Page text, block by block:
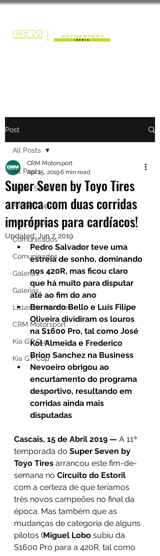
Post
All Posts
Super Seven
Kia GT Cup
Kia GT Cup
Comunicados
Comunicados
Galerias
Galerias
Listas de Inscritos
CRM Motorsport
Kia GT Cup
Kia GT Cup
All Posts
Super Seven by Toyo Tires
arranca com duas corridas
impróprias para cardíacos!
CRM Motorsport
Apr 15, 20196 min read
Updated: Jun 7, 2019
Pedro Salvador teve uma
estreia de sonho, dominando
nos 420R, mas ficou claro
que há muito para disputar
até ao fim do ano
Bernardo Bello e Luís Filipe
Oliveira dividiram os louros
na S1600 Pro, tal como José
Kol Almeida e Frederico
Brion Sanchez na Business
Nevoeiro obrigou ao
encurtamento do programa
desportivo, resultando em
corridas ainda mais
disputadas
Cascais, 15 de Abril 2019 — A 11ª
temporada do Super Seven by
Toyo Tires arrancou este fim-de-
semana no Circuito do Estoril
com a certeza de que teríamos
três novos campeões no final da
época. Mas também que as
mudanças de categoria de alguns
pilotos (Miguel Lobo subiu da
S1600 Pro para a 420R, tal como